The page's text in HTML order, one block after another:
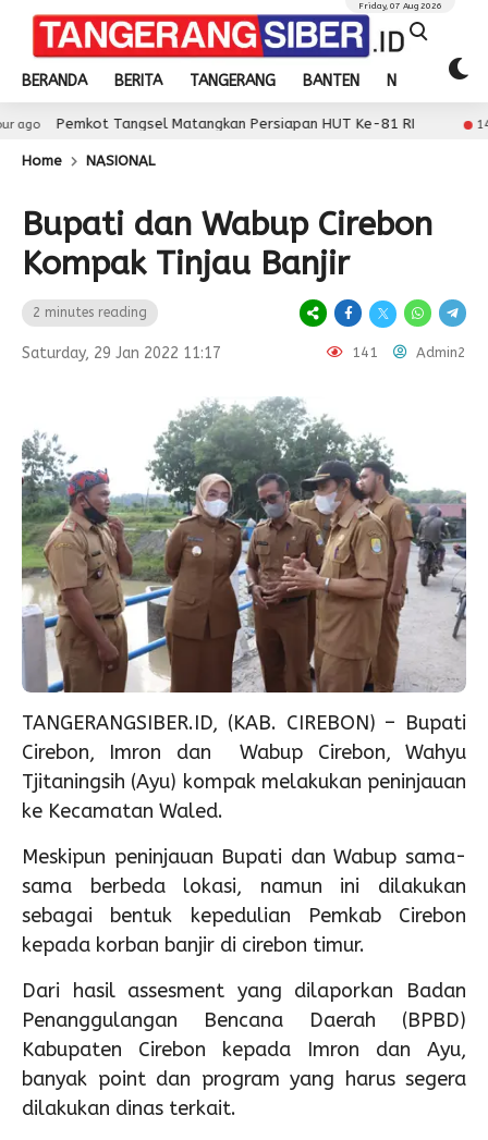
BERANDA BERITA TANGERANG BANTEN NASIONAL
Friday, 07 Aug 2026
Tangsel Matangkan Persiapan HUT Ke-81 RI 14 hour ago
Home NASIONAL
Bupati dan Wabup Cirebon
Kompak Tinjau Banjir
2 minutes reading
Saturday, 29 Jan 2022 11:17 141 Admin2
TANGERANGSIBER.ID, (KAB. CIREBON) – Bupati
Cirebon, Imron dan Wabup Cirebon, Wahyu
Tjitaningsih (Ayu) kompak melakukan peninjauan
ke Kecamatan Waled.
Meskipun peninjauan Bupati dan Wabup sama-
sama berbeda lokasi, namun ini dilakukan
sebagai bentuk kepedulian Pemkab Cirebon
kepada korban banjir di cirebon timur.
Dari hasil assesment yang dilaporkan Badan
Penanggulangan Bencana Daerah (BPBD)
Kabupaten Cirebon kepada Imron dan Ayu,
banyak point dan program yang harus segera
dilakukan dinas terkait.